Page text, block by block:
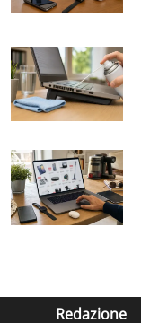
Redazione